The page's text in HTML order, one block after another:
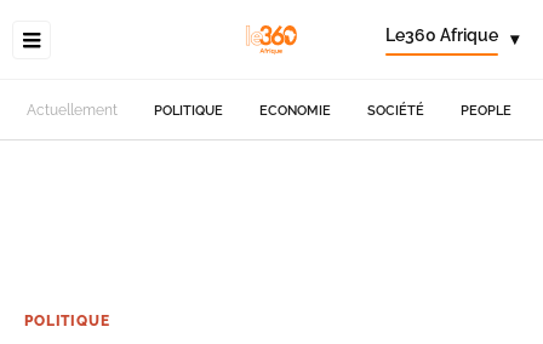
Le360 Afrique ▾
Actuellement POLITIQUE ECONOMIE SOCIÉTÉ PEOPLE
POLITIQUE